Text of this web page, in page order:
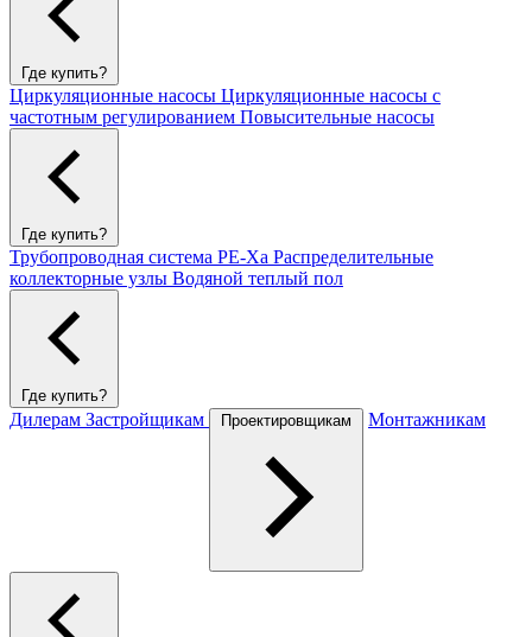
Где купить?
Циркуляционные насосы Циркуляционные насосы с
частотным регулированием Повысительные насосы
Где купить?
Трубопроводная система PE-Xa Распределительные
коллекторные узлы Водяной теплый пол
Где купить?
Дилерам Застройщикам Проектировщикам Монтажникам